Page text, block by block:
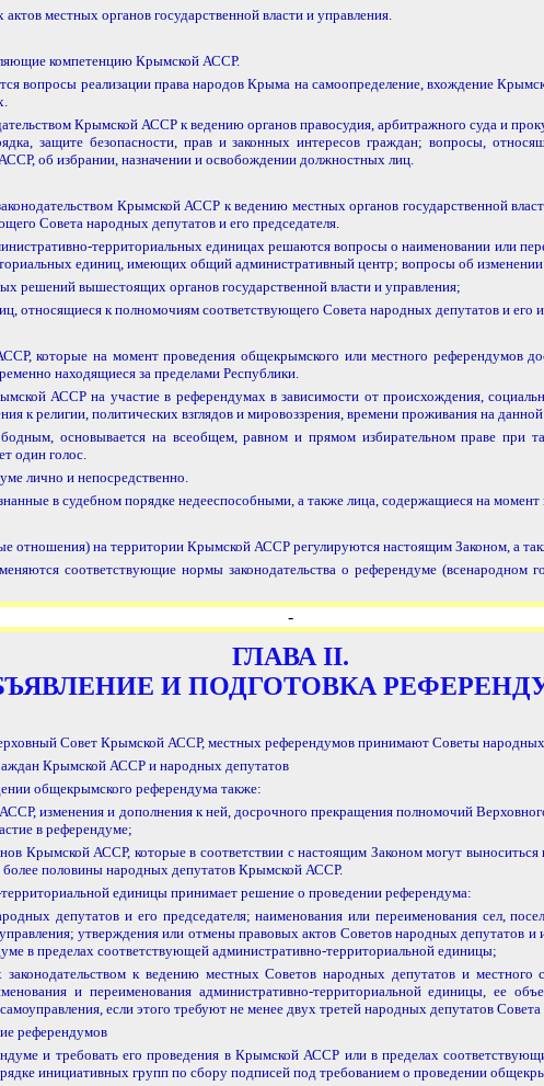
местных органов государственной власти и управления.
компетенцию Крымской АССР.
вопросы реализации права народов Крыма на самоопределение, вхождение
Крымской АССР к ведению органов правосудия, арбитражного суда и
защите безопасности, прав и законных интересов граждан; вопросы,
об избрании, назначении и освобождении должностных лиц.
Крымской АССР к ведению местных органов государственной
Совета народных депутатов и его председателя.
территориальных единицах решаются вопросы о наименовании или
единиц, имеющих общий административный центр; вопросы об изменении
решений вышестоящих органов государственной власти и управления;
относящиеся к полномочиям соответствующего Совета народных депутатов и его
которые на момент проведения общекрымского или местного референдумов
находящиеся за пределами Республики.
АССР на участие в референдумах в зависимости от происхождения,
к религии, политических взглядов и мировоззрения, времени проживания на
основывается на всеобщем, равном и прямом избирательном праве при
один голос.
лично и непосредственно.
в судебном порядке недееспособными, а также лица, содержащиеся на
отношения) на территории Крымской АССР регулируются настоящим Законом, а
соответствующие нормы законодательства о референдуме
-
ГЛАВА II.
И ПОДГОТОВКА
Совет Крымской АССР, местных референдумов принимают Советы
Крымской АССР и народных депутатов
общекрымского референдума также:
изменения и дополнения к ней, досрочного прекращения полномочий
в референдуме;
Крымской АССР, которые в соответствии с настоящим Законом могут
половины народных депутатов Крымской АССР.
единицы принимает решение о проведении референдума:
депутатов и его председателя; наименования или переименования сел,
утверждения или отмены правовых актов Советов народных депутатов
в пределах соответствующей административно-территориальной единицы;
к ведению местных Советов народных депутатов и
и переименования административно-территориальной единицы, ее
если этого требуют не менее двух третей народных депутатов
референдумов
и требовать его проведения в Крымской АССР или в пределах
инициативных групп по сбору подписей под требованием о проведении